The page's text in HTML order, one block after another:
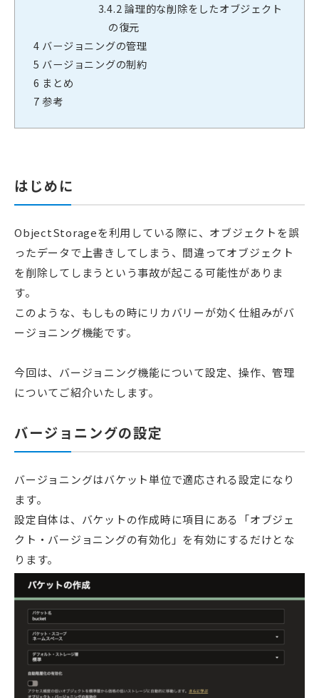
3.4.2論理的な削除をしたオブジェクト
の復元
4 バージョニングの管理
5 バージョニングの制約
6 まとめ
7参考
はじめに
ObjectStorageを利用している際に、オブジェクトを誤
ったデータで上書きしてしまう、間違ってオブジェクト
を削除してしまうという事故が起こる可能性がありま
す。
このような、もしもの時にリカバリーが効く仕組みがバ
ージョニング機能です。
今回は、バージョニング機能について設定、操作、管理
についてご紹介いたします。
バージョニングの設定
バージョニングはバケット単位で適応される設定になり
ます。
設定自体は、バケットの作成時に項目にある「オブジェ
クト・バージョニングの有効化」を有効にするだけとな
ります。